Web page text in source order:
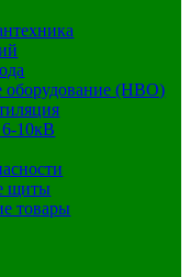
оборудование (НВО)
10кВ
щиты
товары